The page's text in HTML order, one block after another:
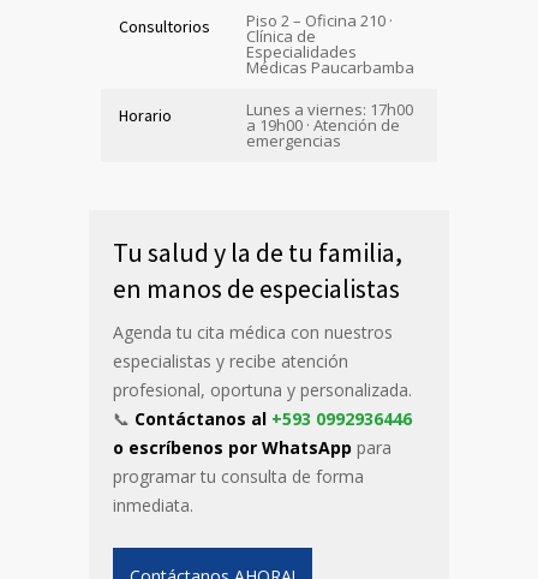
Consultorios Piso 2 – Oficina 210 ·
Clínica de
Especialidades
Médicas Paucarbamba
Horario Lunes a viernes: 17h00
a 19h00 · Atención de
emergencias
Tu salud y la de tu familia,
en manos de especialistas
Agenda tu cita médica con nuestros
especialistas y recibe atención
profesional, oportuna y personalizada.
📞 Contáctanos al +593 0992936446
o escríbenos por WhatsApp para
programar tu consulta de forma
inmediata.